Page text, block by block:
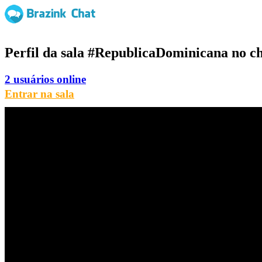
Perfil da sala #RepublicaDominicana no
2 usuários online
Entrar na sala